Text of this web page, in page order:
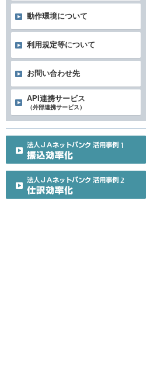
動作環境について
利用規定等について
お問い合わせ先
API連携サービス
（外部連携サービス）